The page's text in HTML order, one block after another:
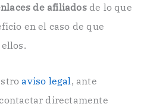
de afiliadosde lo que
en el caso de que
aviso legal , ante
directamente